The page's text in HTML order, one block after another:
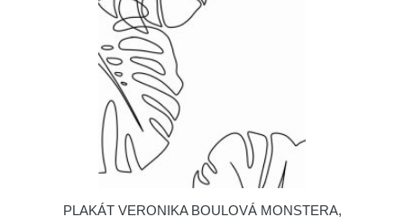
PLAKÁT VERONIKA BOULOVÁ MONSTERA,